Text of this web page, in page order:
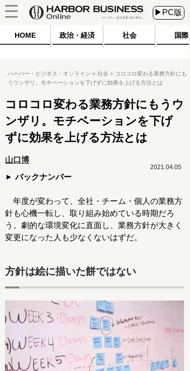
▶PC版
HOME 政治・経済 社会 国際
ハーバー・ビジネス・オンライン 社会
コロコロ変わる業務方針にも
うウンザリ。モチベーションを下げずに効果を上げる方法とは
コロコロ変わる業務方針にもうウ
ンザリ。モチベーションを下げ
ずに効果を上げる方法とは
山口博
バックナンバー
2021.04.05
年度が変わって、全社・チーム・個人の業務方
針も心機一転し、取り組み始めている時期だろ
う。劇的な環境変化に直面し、業務方針が大きく
変更になった人も少なくないはずだ。
方針は絵に描いた餅ではない